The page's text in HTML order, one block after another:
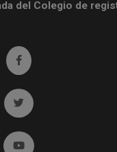
del Colegio de
Ir a facebook (abre
Ir a twitter (abre en
Ir a YouTube (abre